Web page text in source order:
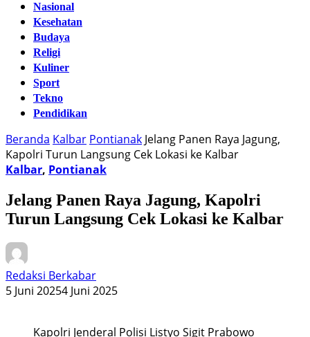
Nasional
Kesehatan
Budaya
Religi
Kuliner
Sport
Tekno
Pendidikan
Beranda Kalbar Pontianak Jelang Panen Raya Jagung,
Kapolri Turun Langsung Cek Lokasi ke Kalbar
Kalbar, Pontianak
Jelang Panen Raya Jagung, Kapolri
Turun Langsung Cek Lokasi ke Kalbar
Redaksi Berkabar
5 Juni 20254 Juni 2025
Kapolri Jenderal Polisi Listyo Sigit Prabowo